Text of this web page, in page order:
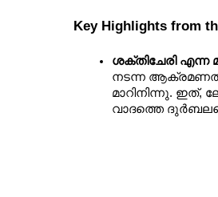
Key Highlights
ശക്തിചേരി എന്ന
നടന്ന
മാറിനിന്നു. ഇത്,
വാദത്തെ